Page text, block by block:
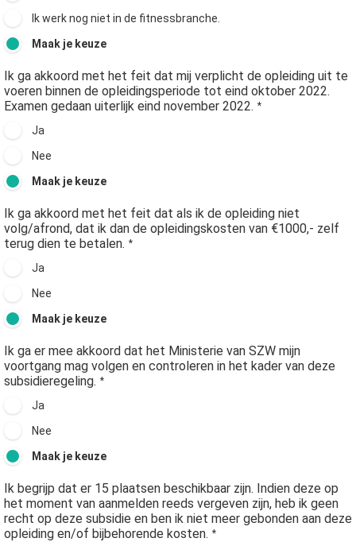
Ik werk nog niet in de fitnessbranche.
Maak je keuze
Ik ga akkoord met het feit dat mij verplicht de opleiding uit te
voeren binnen de opleidingsperiode tot eind oktober 2022.
Examen gedaan uiterlijk eind november 2022. *
Ja
Nee
Maak je keuze
Ik ga akkoord met het feit dat als ik de opleiding niet
volg/afrond, dat ik dan de opleidingskosten van €1000,- zelf
terug dien te betalen. *
Ja
Nee
Maak je keuze
Ik ga er mee akkoord dat het Ministerie van SZW mijn
voortgang mag volgen en controleren in het kader van deze
subsidieregeling. *
Ja
Nee
Maak je keuze
Ik begrijp dat er 15 plaatsen beschikbaar zijn. Indien deze op
het moment van aanmelden reeds vergeven zijn, heb ik geen
recht op deze subsidie en ben ik niet meer gebonden aan deze
opleiding en/of bijbehorende kosten. *